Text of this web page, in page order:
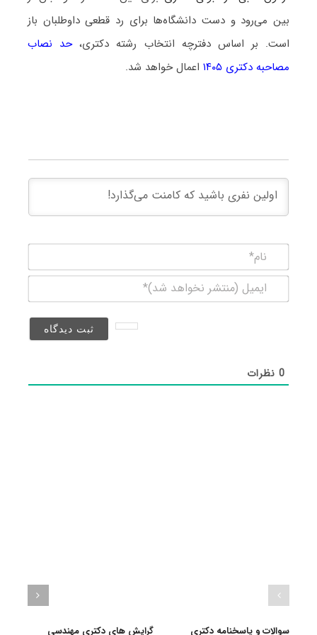
بین می‌رود و دست دانشگاه‌ها برای رد قطعی داوطلبان باز
است. بر اساس دفترچه انتخاب رشته دکتری،حد نصاب
مصاحبه دکتری ۱۴۰۵
اعمال خواهد شد.
(منتشر
0نظرات
سوالات و پاسخنامه دکتری
گرایش های دکتری مهندسی